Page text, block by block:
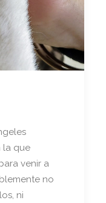
la que
venir a
no
ni